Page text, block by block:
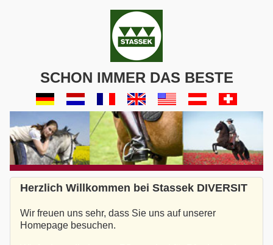
SCHON IMMER DAS BESTE
Herzlich Willkommen bei Stassek DIVERSIT
Wir freuen uns sehr, dass Sie uns auf unserer
Homepage besuchen.